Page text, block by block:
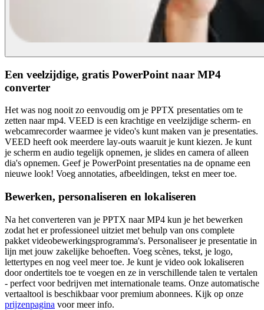
Een veelzijdige, gratis PowerPoint naar MP4
converter
Het was nog nooit zo eenvoudig om je PPTX presentaties om te
zetten naar mp4. VEED is een krachtige en veelzijdige scherm- en
webcamrecorder waarmee je video's kunt maken van je presentaties.
VEED heeft ook meerdere lay-outs waaruit je kunt kiezen. Je kunt
je scherm en audio tegelijk opnemen, je slides en camera of alleen
dia's opnemen. Geef je PowerPoint presentaties na de opname een
nieuwe look! Voeg annotaties, afbeeldingen, tekst en meer toe.
Bewerken, personaliseren en lokaliseren
Na het converteren van je PPTX naar MP4 kun je het bewerken
zodat het er professioneel uitziet met behulp van ons complete
pakket videobewerkingsprogramma's. Personaliseer je presentatie in
lijn met jouw zakelijke behoeften. Voeg scènes, tekst, je logo,
lettertypes en nog veel meer toe. Je kunt je video ook lokaliseren
door ondertitels toe te voegen en ze in verschillende talen te vertalen
- perfect voor bedrijven met internationale teams. Onze automatische
vertaaltool is beschikbaar voor premium abonnees. Kijk op onze
prijzenpagina voor meer info.